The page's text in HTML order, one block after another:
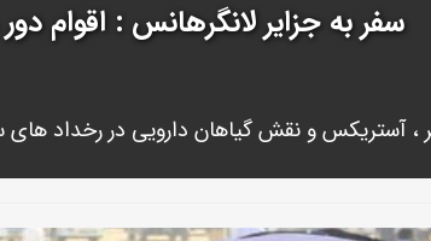
سفر به جزایر لانگرهانس : اقوام
، آستریکس و نقش گیاهان دارویی در رخداد